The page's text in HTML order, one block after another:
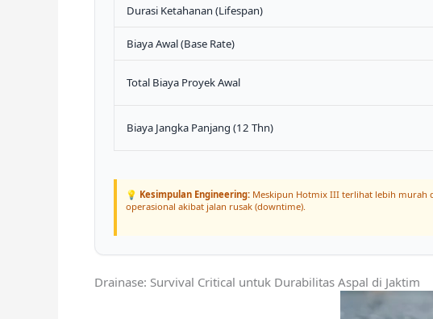
Durasi Ketahanan (Lifespan)
Biaya Awal (Base Rate)
Total Biaya Proyek Awal
Biaya Jangka Panjang (12 Thn)
💡 Kesimpulan Engineering:Meskipun Hotmix III terlihat lebih murah
operasional akibat jalan rusak (downtime).
Drainase: Survival Critical untuk Durabilitas Aspal di Jaktim